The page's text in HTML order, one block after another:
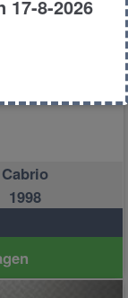
Cabrio
1998
17-8-2026